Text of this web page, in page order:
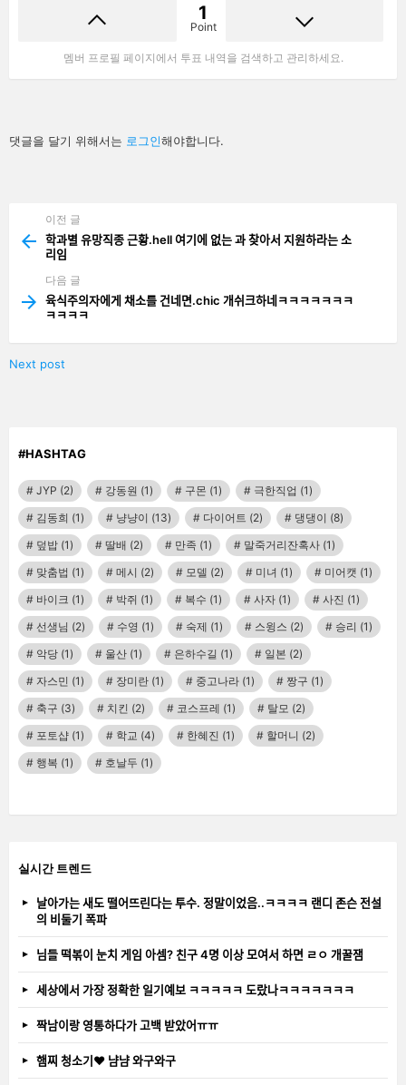
1
Point
멤버 프로필 페이지에서 투표 내역을 검색하고 관리하세요.
답
글
댓글을 달기 위해서는 로그인해야합니다.
more
이전 글
학과별 유망직종 근황.hell 여기에 없는 과 찾아서 지원하라는 소
리임
다음 글
육식주의자에게 채소를 건네면.chic 개쉬크하네ㅋㅋㅋㅋㅋㅋㅋ
ㅋㅋㅋㅋ
Next post
#HASHTAG
JYP (2) 강동원 (1) 구몬 (1) 극한직업 (1)
김동희 (1) 냥냥이 (13) 다이어트 (2) 댕댕이 (8)
덮밥 (1) 딸배 (2) 만족 (1) 말죽거리잔혹사 (1)
맞춤법 (1) 메시 (2) 모델 (2) 미녀 (1) 미어캣 (1)
바이크 (1) 박쥐 (1) 복수 (1) 사자 (1) 사진 (1)
선생님 (2) 수영 (1) 숙제 (1) 스윙스 (2) 승리 (1)
악당 (1) 울산 (1) 은하수길 (1) 일본 (2)
자스민 (1) 장미란 (1) 중고나라 (1) 짱구 (1)
축구 (3) 치킨 (2) 코스프레 (1) 탈모 (2)
포토샵 (1) 학교 (4) 한혜진 (1) 할머니 (2)
행복 (1) 호날두 (1)
실시간 트렌드
날아가는 새도 떨어뜨린다는 투수. 정말이었음..ㅋㅋㅋㅋ 랜디 존슨 전설
의 비둘기 폭파
님들 떡볶이 눈치 게임 아셈? 친구 4명 이상 모여서 하면 ㄹㅇ 개꿀잼
세상에서 가장 정확한 일기예보 ㅋㅋㅋㅋㅋ 도랐나ㅋㅋㅋㅋㅋㅋㅋ
짝남이랑 영통하다가 고백 받았어ㅠㅠ
햄찌 청소기❤️ 냠냠 와구와구